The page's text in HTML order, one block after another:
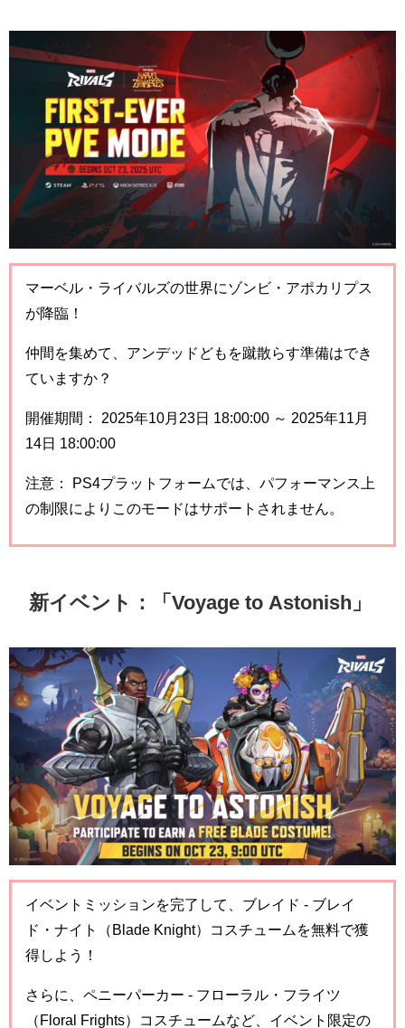
マーベル・ライバルズの世界にゾンビ・アポカリプス
が降臨！
仲間を集めて、アンデッドどもを蹴散らす準備はでき
ていますか？
開催期間： 2025年10月23日 18:00:00 ～ 2025年11月
14日 18:00:00
注意： PS4プラットフォームでは、パフォーマンス上
の制限によりこのモードはサポートされません。
新イベント：「Voyage to Astonish」
イベントミッションを完了して、ブレイド - ブレイ
ド・ナイト（Blade Knight）コスチュームを無料で獲
得しよう！
さらに、ペニーパーカー - フローラル・フライツ
（Floral Frights）コスチュームなど、イベント限定の